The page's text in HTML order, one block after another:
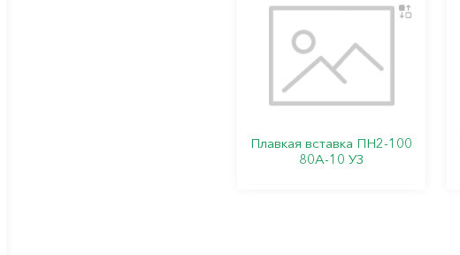
Плавкая вставка ПН2-100
80А-10 УЗ